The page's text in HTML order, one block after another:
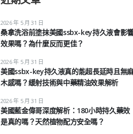
桑拿洗浴前塗抹美國ssbx-key持久液會影
效果嗎？為什麼反而更佳？
2026 年 5 月 31 日
美國ssbx-key持久液真的能超長延時且無
木感嗎？緩射技術與中藥精油效果解析
2026 年 5 月 31 日
美國藍金偉哥深度解析：180小時持久藥效
是真的嗎？天然植物配方安全嗎？
2026 年 5 月 31 日